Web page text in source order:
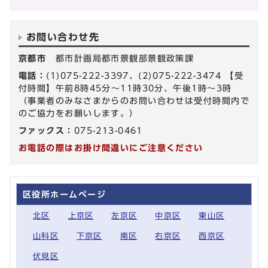
お問い合わせ先
京都市 都市計画局都市景観部景観政策課
電話： (1)075-222-3397、(2)075-222-3474 【受
付時間】午前8時45分～11時30分、午後1時～3時
（事業者のみなさまからのお問い合わせは受付時間内で
のご協力をお願いします。）
ファックス： 075-213-0461
お電話の際はお掛け間違いにご注意ください
区役所ホームページ
北区 上京区 左京区 中京区 東山区
山科区 下京区 南区 右京区 西京区
伏見区